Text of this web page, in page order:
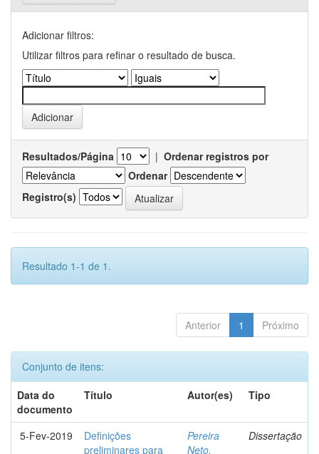
Adicionar filtros:
Utilizar filtros para refinar o resultado de busca.
Resultados/Página | Ordenar registros por
Ordenar
Registro(s)
Resultado 1-1 de 1.
Anterior 1 Próximo
Conjunto de itens:
Data do
documento
Título Autor(es) Tipo
5-Fev-2019
Definições
preliminares para
Pereira
Neto,
Dissertação